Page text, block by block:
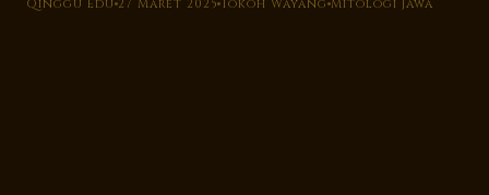
Qinggu Edu 27 Maret 2025 Tokoh Wayang Mitologi Jawa